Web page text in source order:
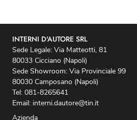
INTERNI D'AUTORE SRL
Sede Legale: Via Matteotti, 81
80033 Cicciano (Napoli)
Sede Showroom: Via Provinciale 99
80030 Camposano (Napoli)
Tel: 081-8265641
Email: interni.dautore@tin.it
Azienda